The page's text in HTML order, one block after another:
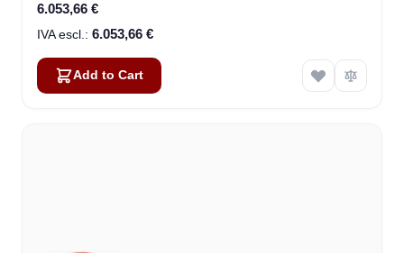
6.053,66 €
6.053,66 €
Add to Cart